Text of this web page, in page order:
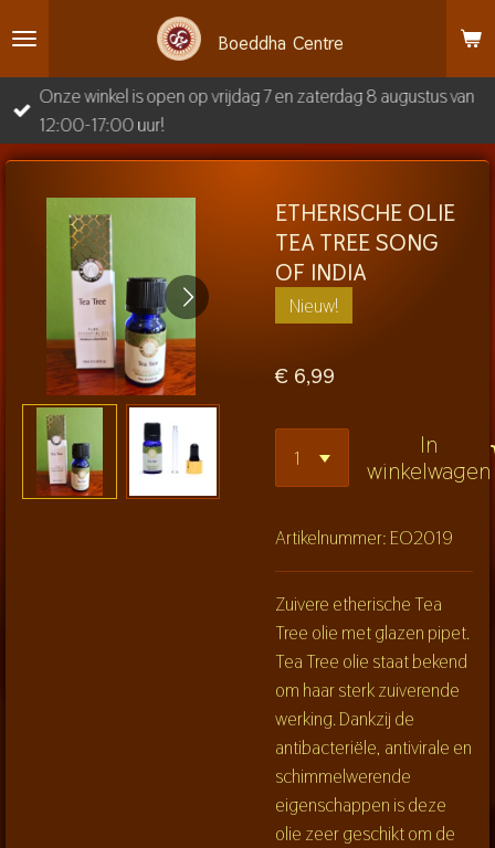
direct
naar
de
hoofdinhoud
Boeddha Centre
Onze winkel is open op vrijdag 7 en zaterdag 8 augustus van
12:00-17:00 uur!
ETHERISCHE OLIE
TEA TREE SONG
OF INDIA
Nieuw!
€ 6,99
In
winkelwagen
Artikelnummer:EO2019
Zuivere etherische Tea
Tree olie met glazen pipet.
Tea Tree olie staat bekend
om haar sterk zuiverende
werking. Dankzij de
antibacteriële, antivirale en
schimmelwerende
eigenschappen is deze
olie zeer geschikt om de